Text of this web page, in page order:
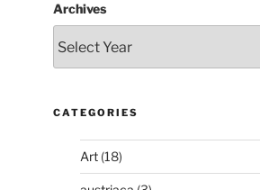
Archives
CATEGORIES
Art(18)